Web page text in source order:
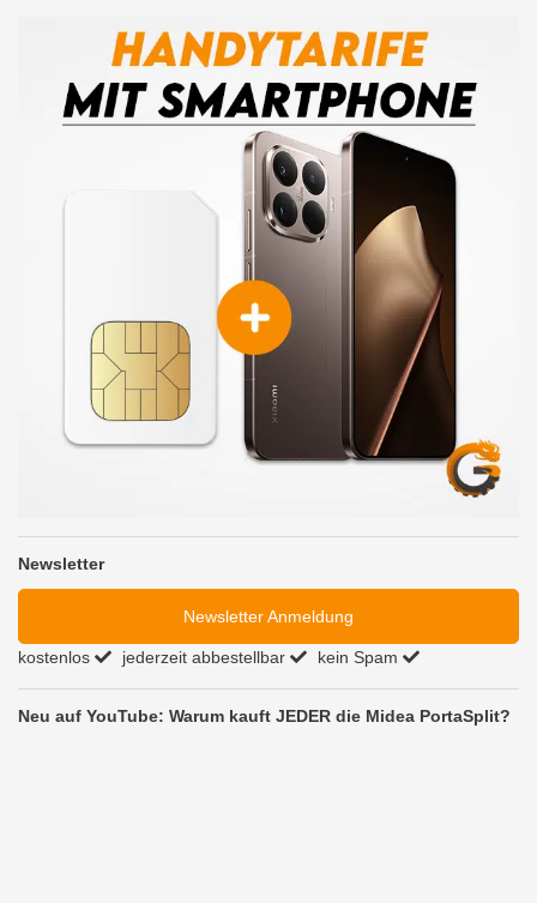
Newsletter
Newsletter Anmeldung
kostenlos jederzeit abbestellbar kein Spam
Neu auf YouTube: Warum kauft JEDER die Midea PortaSplit?